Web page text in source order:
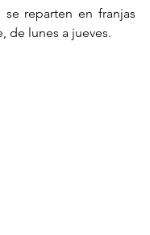
se reparten en franjas
de lunes a jueves.